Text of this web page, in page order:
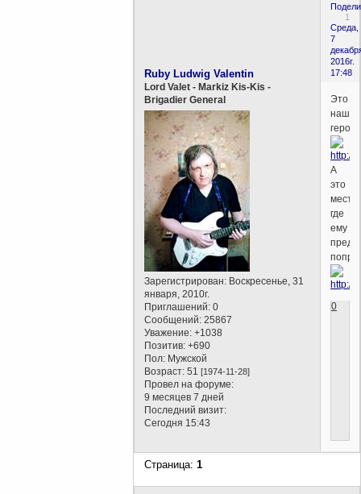
1
Среда,
7
2016г.
17:48
Ruby Ludwig Valentin
Lord Valet - Markiz Kis-Kis -
Brigadier General
Зарегистрирован: Воскресенье, 31
января, 2010г.
Приглашений: 0
Сообщений: 25867
Уважение: +1038
Позитив: +690
Пол: Мужской
Возраст: 51[1974-11-28]
Провел на форуме:
9 месяцев 7 дней
Последний визит:
Сегодня 15:43
Это
наш
герой
А
это
место
где
ему
0
Страница:1